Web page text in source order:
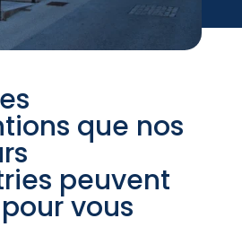
que nos
peuvent
vous